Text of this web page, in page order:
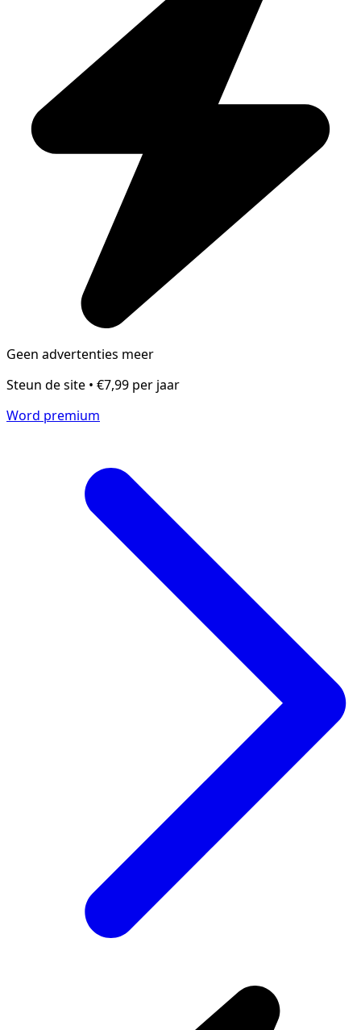
Geen advertenties meer
Steun de site • €7,99 per jaar
Word premium